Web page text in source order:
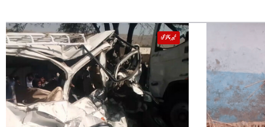
خیبر پختونخوا